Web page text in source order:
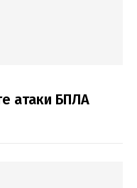
атаки БПЛА